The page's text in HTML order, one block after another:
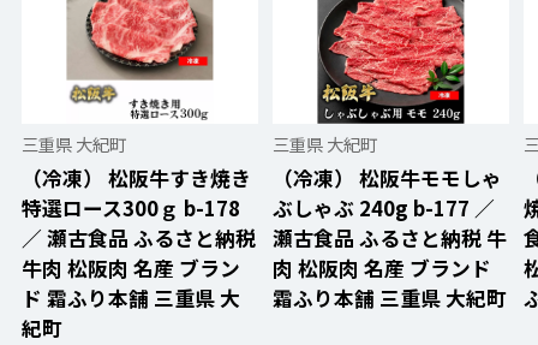
三重県 大紀町
（冷凍） 松阪牛すき焼き
特選ロース300ｇ b-178
／ 瀬古食品 ふるさと納税
牛肉 松阪肉 名産 ブラン
ド 霜ふり本舗 三重県 大
紀町
三重県 大紀町
（冷凍） 松阪牛モモしゃ
ぶしゃぶ 240g b-177 ／
瀬古食品 ふるさと納税 牛
肉 松阪肉 名産 ブランド
霜ふり本舗 三重県 大紀町